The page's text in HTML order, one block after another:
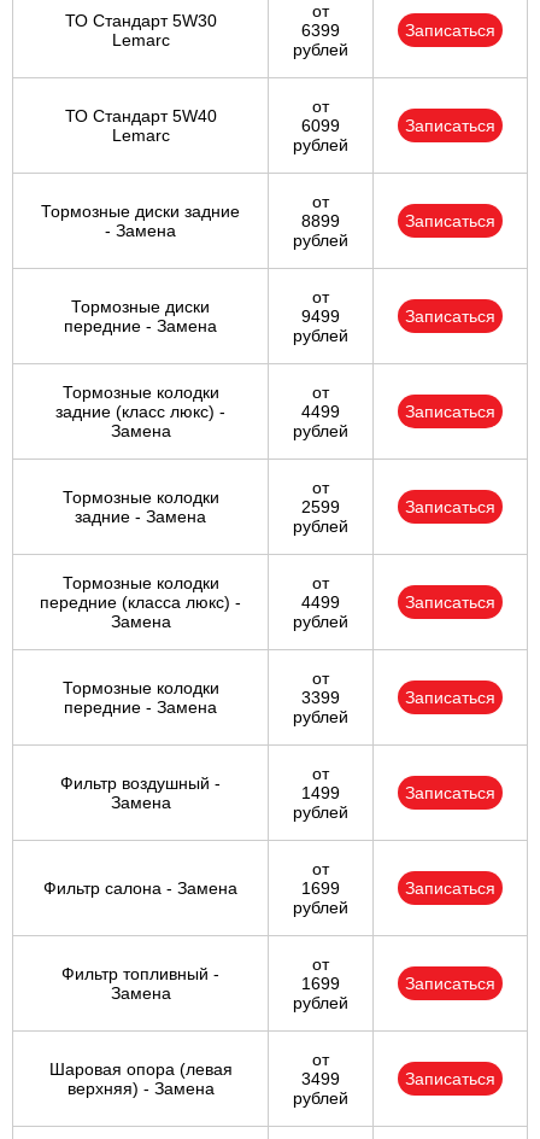
ТО Стандарт 5W30
Lemarc
от
6399
рублей
Записаться
ТО Стандарт 5W40
Lemarc
от
6099
рублей
Записаться
Тормозные диски задние
- Замена
от
8899
рублей
Записаться
Тормозные диски
передние - Замена
от
9499
рублей
Записаться
Тормозные колодки
задние (класс люкс) -
Замена
от
4499
рублей
Записаться
Тормозные колодки
задние - Замена
от
2599
рублей
Записаться
Тормозные колодки
передние (класса люкс) -
Замена
от
4499
рублей
Записаться
Тормозные колодки
передние - Замена
от
3399
рублей
Записаться
Фильтр воздушный -
Замена
от
1499
рублей
Записаться
Фильтр салона - Замена
от
1699
рублей
Записаться
Фильтр топливный -
Замена
от
1699
рублей
Записаться
Шаровая опора (левая
верхняя) - Замена
от
3499
рублей
Записаться